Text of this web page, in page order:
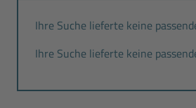
Ihre Suche lieferte keine
Ihre Suche lieferte keine